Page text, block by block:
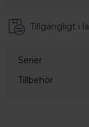
Tillgängligt i
Serier
Tillbehör